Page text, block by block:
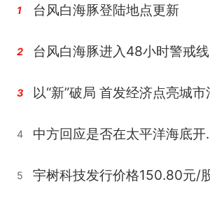
1 台风白海豚登陆地点更新
2 台风白海豚进入48小时警戒线
3
4 中方回
5 宇树科技发行价格150.80元/